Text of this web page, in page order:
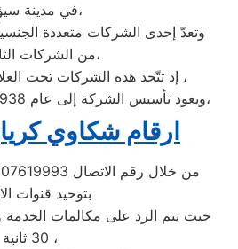
في مدينة سيؤول،
وتعدّ إحدى الشركات متعددة
من الشركات التابعة لها،
إذ تتّحد هذه الشركات تحت العلامة التجاريّة لـ كريازي ،
ويعود تأسيس الشركة إلى عام 1938م على يد لي بيونغ تشول،
ارقام شكاوي
بتوحيد قنوات
حيث يتم الرد على مكالمات الخدمة
30 ثانية ،